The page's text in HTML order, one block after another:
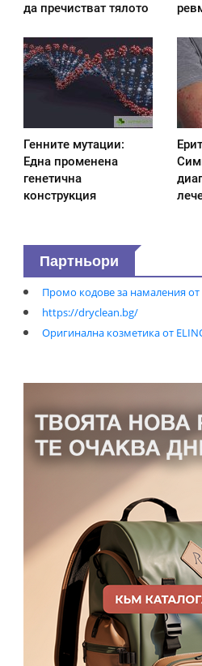
да пречистват тялото
Генните мутации:
Една променена
генетична
конструкция
Партньори
Промо кодове за намаления
https://dryclean.bg/
Оригинална козметика от